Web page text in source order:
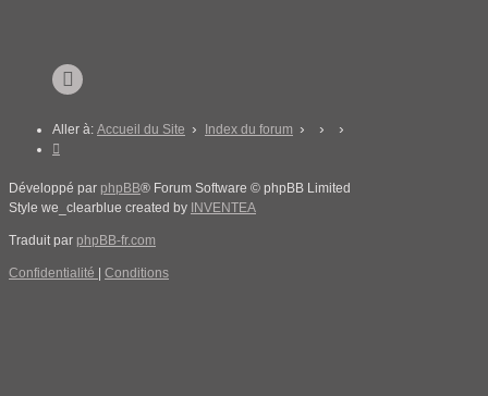
Aller à: Accueil du Site Index du forum
Développé par phpBB® Forum Software © phpBB Limited
Style we_clearblue created by INVENTEA
Traduit par phpBB-fr.com
Confidentialité | Conditions